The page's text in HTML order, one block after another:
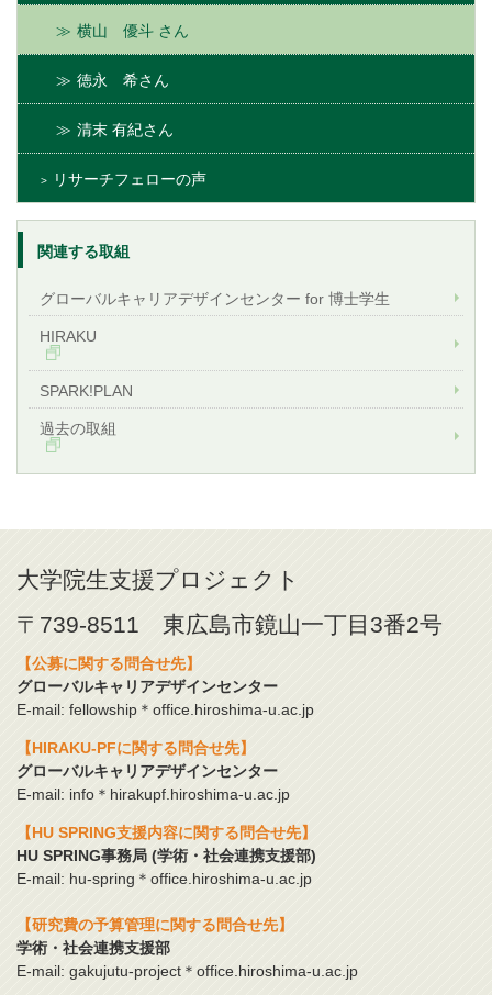
横山 優斗 さん
徳永 希さん
清末 有紀さん
リサーチフェローの声
関連する取組
グローバルキャリアデザインセンター for 博士学生
HIRAKU
SPARK!PLAN
過去の取組
大学院生支援プロジェクト
〒739-8511 東広島市鏡山一丁目3番2号
【公募に関する問合せ先】
グローバルキャリアデザインセンター
E-mail: fellowship＊office.hiroshima-u.ac.jp
【HIRAKU-PFに関する問合せ先】
グローバルキャリアデザインセンター
E-mail: info＊hirakupf.hiroshima-u.ac.jp
【HU SPRING支援内容に関する問合せ先】
HU SPRING事務局 (学術・社会連携支援部)
E-mail: hu-spring＊office.hiroshima-u.ac.jp
【研究費の予算管理に関する問合せ先】
学術・社会連携支援部
E-mail: gakujutu-project＊office.hiroshima-u.ac.jp